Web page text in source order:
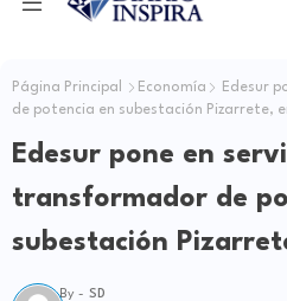
Página Principal Economía
Edesur
de potencia en subestación Pizarrete,
Edesur pone en
transformador de
subestación
By - SD